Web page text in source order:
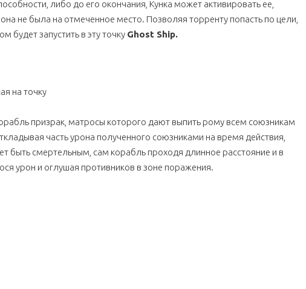
либо до его окончания, Кунка может активировать ее,
не была на отмеченное место. Позволяя торренту попасть по цели,
будет запустить в эту точку Ghost Ship.
на точку
призрак, матросы которого дают выпить рому всем союзникам
часть урона полученного союзниками на время действия,
быть смертельным, сам корабль проходя длинное расстояние и в
урон и оглушая противников в зоне поражения.